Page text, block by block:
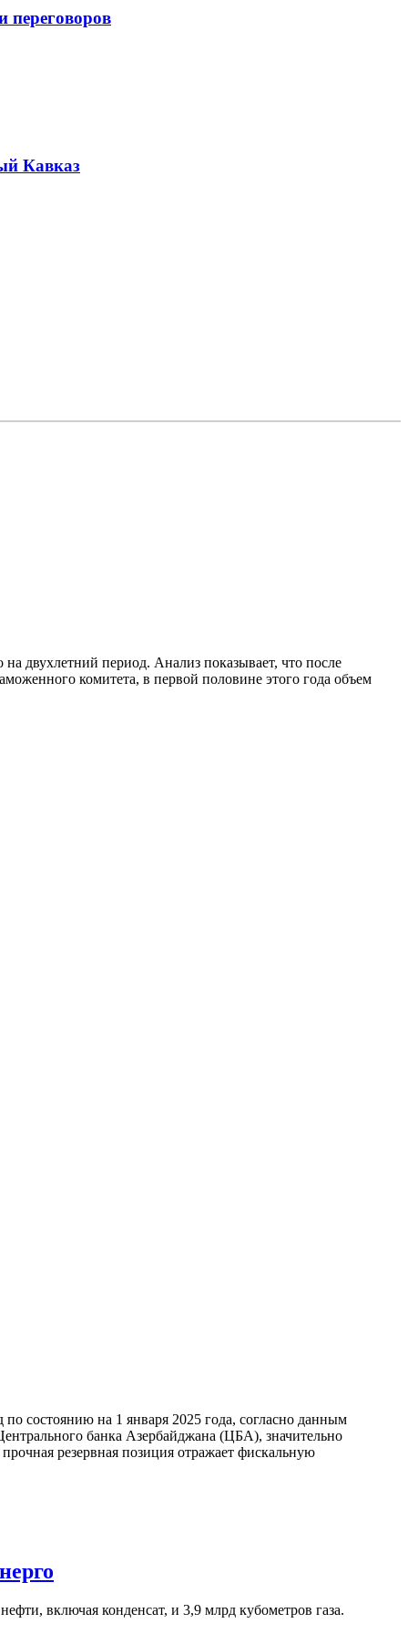
переговоров
Кавказ
двухлетний период. Анализ показывает, что после
комитета, в первой половине этого года объем
состоянию на 1 января 2025 года, согласно данным
банка Азербайджана (ЦБА), значительно
резервная позиция отражает фискальную
включая конденсат, и 3,9 млрд кубометров газа.